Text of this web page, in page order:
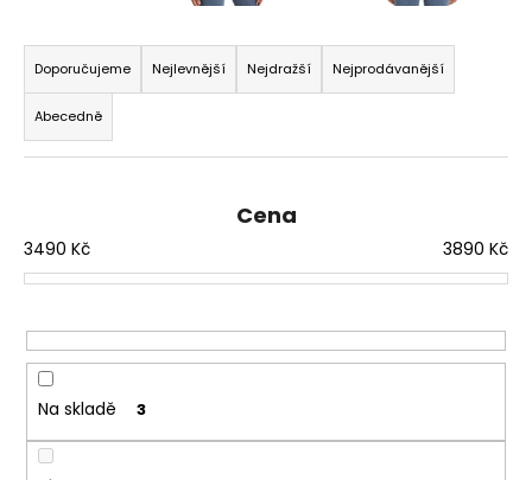
Ř
a
z
e
n
r
o
u
k
ů
Doporučujeme Nejlevnější Nejdražší Nejprodávanější
Abecedně
Cena
3490 Kč 3890 Kč
Na skladě 3
í
t
?
HLEDAT
D
o
p
o
r
u